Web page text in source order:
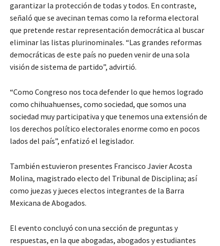
garantizar la protección de todas y todos. En contraste,
señaló que se avecinan temas como la reforma electoral
que pretende restar representación democrática al buscar
eliminar las listas plurinominales. “Las grandes reformas
democráticas de este país no pueden venir de una sola
visión de sistema de partido”, advirtió.
“Como Congreso nos toca defender lo que hemos logrado
como chihuahuenses, como sociedad, que somos una
sociedad muy participativa y que tenemos una extensión de
los derechos político electorales enorme como en pocos
lados del país”, enfatizó el legislador.
También estuvieron presentes Francisco Javier Acosta
Molina, magistrado electo del Tribunal de Disciplina; así
como juezas y jueces electos integrantes de la Barra
Mexicana de Abogados.
El evento concluyó con una sección de preguntas y
respuestas, en la que abogadas, abogados y estudiantes